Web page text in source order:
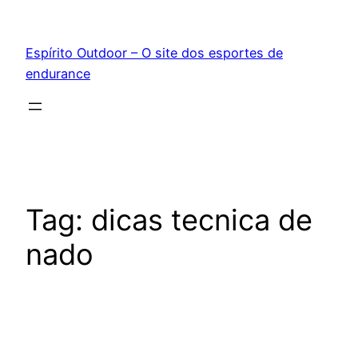
conteúdo
Espírito Outdoor – O site dos esportes de
endurance
Tag: dicas tecnica de
nado